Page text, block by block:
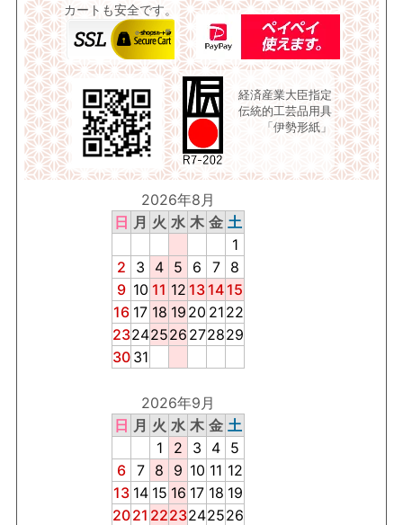
カートも安全です。
経済産業大臣指定
伝統的工芸品用具
「伊勢形紙」
2026年8月
日 月 火 水 木 金 土
1
2
3 4 5 6 7
8
9 10 11 12 13 14 15
16 17 18 19 20 21 22
23242526 272829
30 31
2026年9月
日 月 火 水 木 金 土
1
2 3 4 5
6 7 8 9 10 11 12
13 14 15 16 17 18 19
2021 2223242526